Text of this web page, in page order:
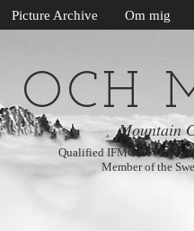
OCH
Mountain
Qualified IFMGA/IVBV/
Member of the
Picture Archive Om mig